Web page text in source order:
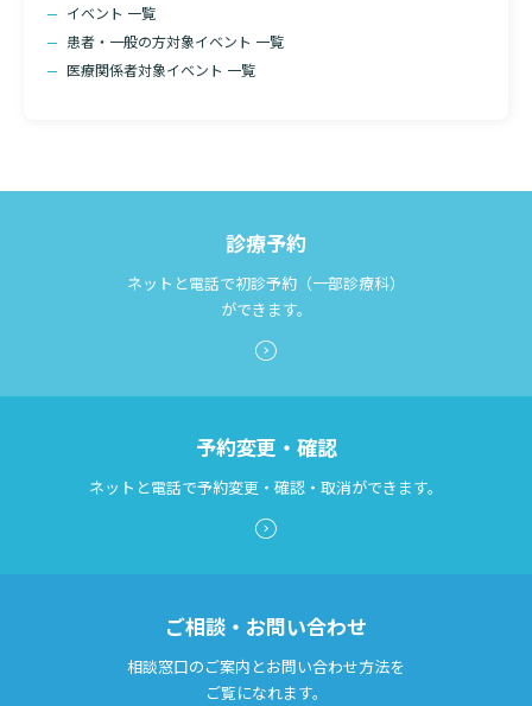
イベント 一覧
患者・一般の方対象イベント 一覧
医療関係者対象イベント 一覧
診療予約
ネットと電話で初診予約（一部診療科）
ができます。
予約変更・確認
ネットと電話で予約変更・確認・取消ができます。
ご相談・お問い合わせ
相談窓口のご案内とお問い合わせ方法を
ご覧になれます。